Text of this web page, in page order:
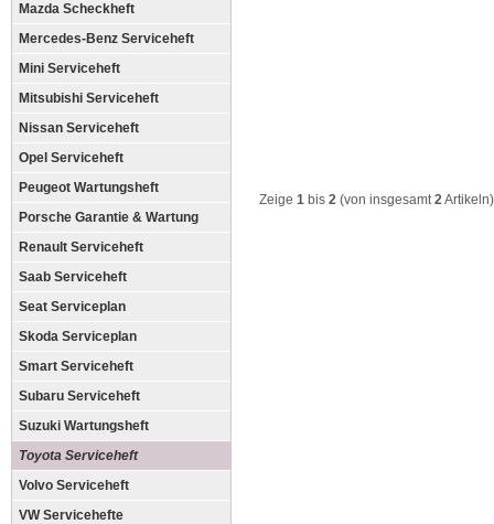
Mazda Scheckheft
Mercedes-Benz Serviceheft
Mini Serviceheft
Mitsubishi Serviceheft
Nissan Serviceheft
Opel Serviceheft
Peugeot Wartungsheft
Porsche Garantie & Wartung
Renault Serviceheft
Saab Serviceheft
Seat Serviceplan
Skoda Serviceplan
Smart Serviceheft
Subaru Serviceheft
Suzuki Wartungsheft
Toyota Serviceheft
Volvo Serviceheft
VW Servicehefte
Zeige 1 bis 2 (von insgesamt2Artikeln)